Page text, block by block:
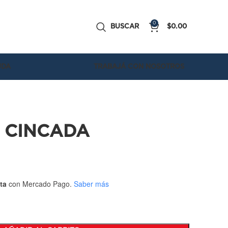
BUSCAR
0
$0.00
TRABAJÁ CON NOSOTROS
CINCADA
con Mercado Pago. Saber más